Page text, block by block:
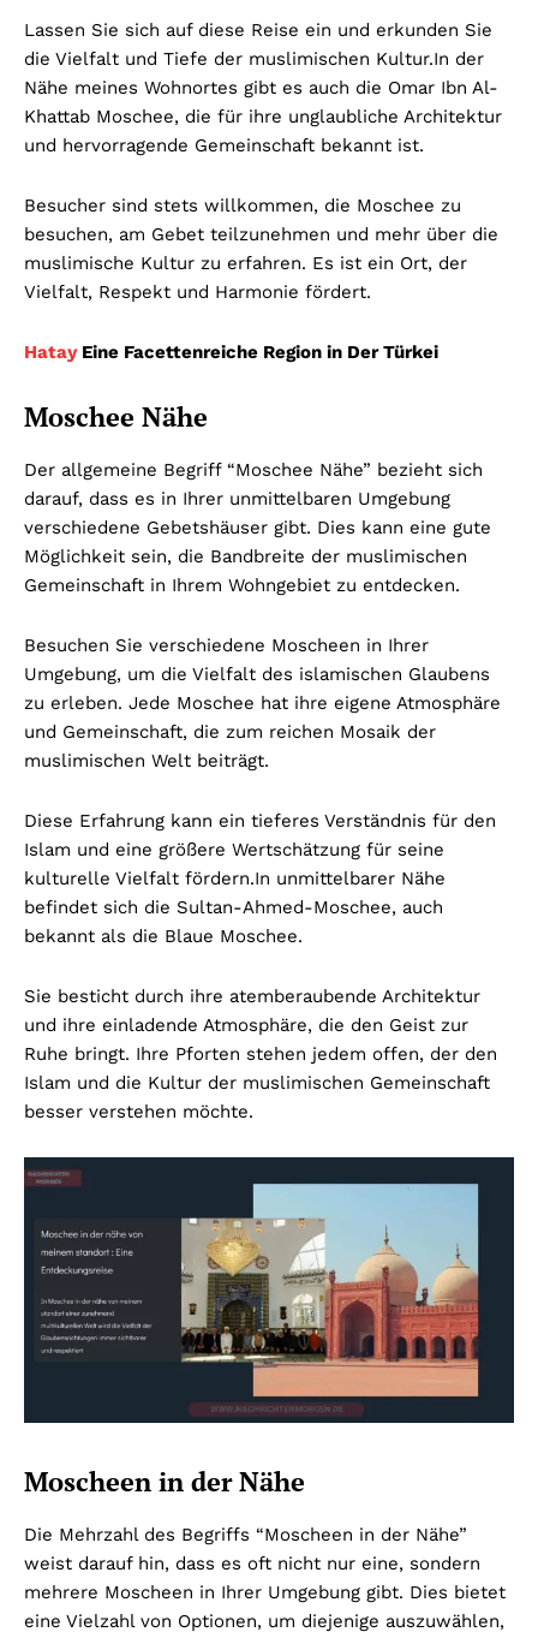
Lassen Sie sich auf diese Reise ein und erkunden Sie
die Vielfalt und Tiefe der muslimischen Kultur.In der
Nähe meines Wohnortes gibt es auch die Omar Ibn Al-
Khattab Moschee, die für ihre unglaubliche Architektur
und hervorragende Gemeinschaft bekannt ist.
Besucher sind stets willkommen, die Moschee zu
besuchen, am Gebet teilzunehmen und mehr über die
muslimische Kultur zu erfahren. Es ist ein Ort, der
Vielfalt, Respekt und Harmonie fördert.
HatayEine Facettenreiche Region in Der Türkei
Moschee Nähe
Der allgemeine Begriff “Moschee Nähe” bezieht sich
darauf, dass es in Ihrer unmittelbaren Umgebung
verschiedene Gebetshäuser gibt. Dies kann eine gute
Möglichkeit sein, die Bandbreite der muslimischen
Gemeinschaft in Ihrem Wohngebiet zu entdecken.
Besuchen Sie verschiedene Moscheen in Ihrer
Umgebung, um die Vielfalt des islamischen Glaubens
zu erleben. Jede Moschee hat ihre eigene Atmosphäre
und Gemeinschaft, die zum reichen Mosaik der
muslimischen Welt beiträgt.
Diese Erfahrung kann ein tieferes Verständnis für den
Islam und eine größere Wertschätzung für seine
kulturelle Vielfalt fördern.In unmittelbarer Nähe
befindet sich die Sultan-Ahmed-Moschee, auch
bekannt als die Blaue Moschee.
Sie besticht durch ihre atemberaubende Architektur
und ihre einladende Atmosphäre, die den Geist zur
Ruhe bringt. Ihre Pforten stehen jedem offen, der den
Islam und die Kultur der muslimischen Gemeinschaft
besser verstehen möchte.
Moscheen in der Nähe
Die Mehrzahl des Begriffs “Moscheen in der Nähe”
weist darauf hin, dass es oft nicht nur eine, sondern
mehrere Moscheen in Ihrer Umgebung gibt. Dies bietet
eine Vielzahl von Optionen, um diejenige auszuwählen,